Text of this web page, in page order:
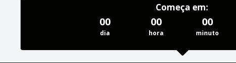
Começa em:
00
dia
00
hora
00
minuto